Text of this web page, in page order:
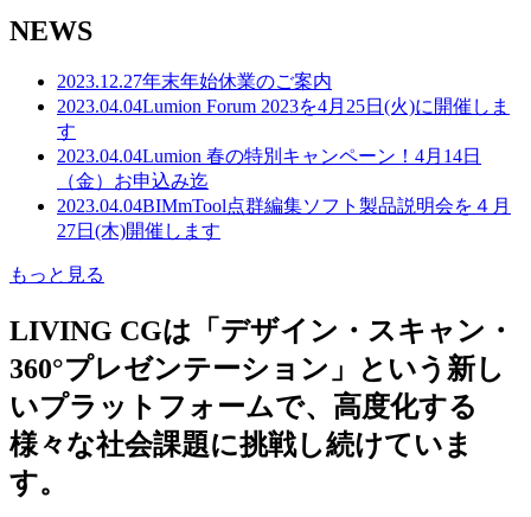
NEWS
2023.12.27年末年始休業のご案内
2023.04.04Lumion Forum 2023を4月25日(火)に開催しま
す
2023.04.04Lumion 春の特別キャンペーン！4月14日
（金）お申込み迄
2023.04.04BIMmTool点群編集ソフト製品説明会を４月
27日(木)開催します
もっと見る
LIVING CGは「デザイン・スキャン・
360°プレゼンテーション」という新し
いプラットフォームで、高度化する
様々な社会課題に挑戦し続けていま
す。